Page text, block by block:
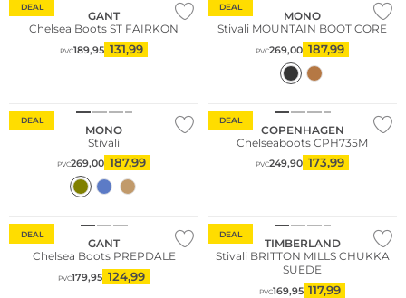
DEAL
GANT
Chelsea Boots ST FAIRKON
PVC189,95 131,99
DEAL
MONO
Stivali MOUNTAIN BOOT CORE
PVC269,00 187,99
DEAL
MONO
Stivali
PVC269,00 187,99
DEAL
COPENHAGEN
Chelseaboots CPH735M
PVC249,90 173,99
DEAL
GANT
Chelsea Boots PREPDALE
PVC179,95 124,99
DEAL
TIMBERLAND
Stivali BRITTON MILLS CHUKKA
SUEDE
PVC169,95 117,99